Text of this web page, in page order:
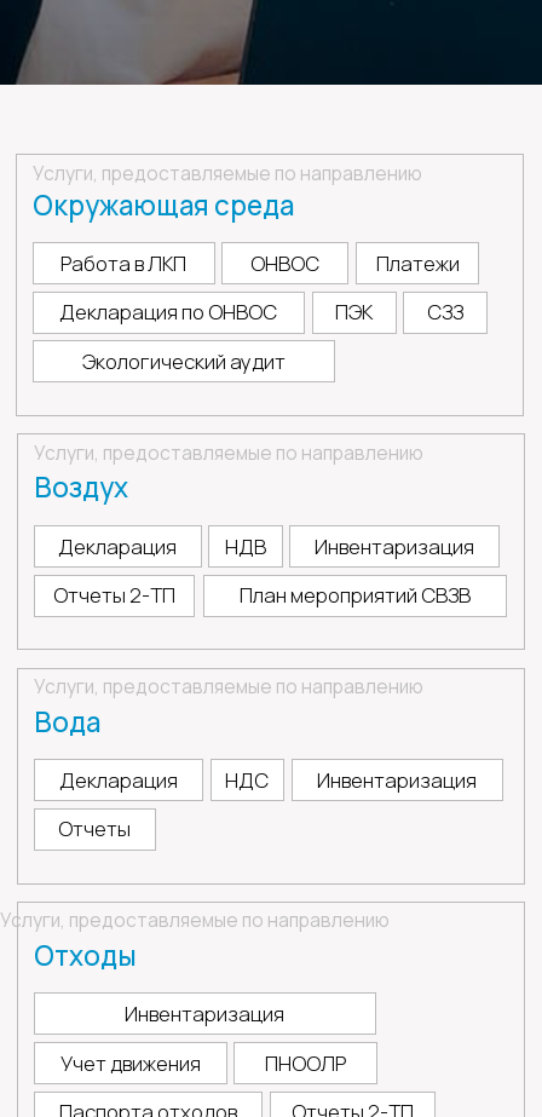
Воздух
Вода
Отходы
Инвентаризация
Инвентаризация
Декларация
Декларация
Отчеты
Инвентаризация
Паспорта отходов
Учет движения ПНООЛР
НДВ
НДС
Услуги, предоставляемые по направлению
Услуги, предоставляемые по направлению
Услуги, предоставляемые по направлению